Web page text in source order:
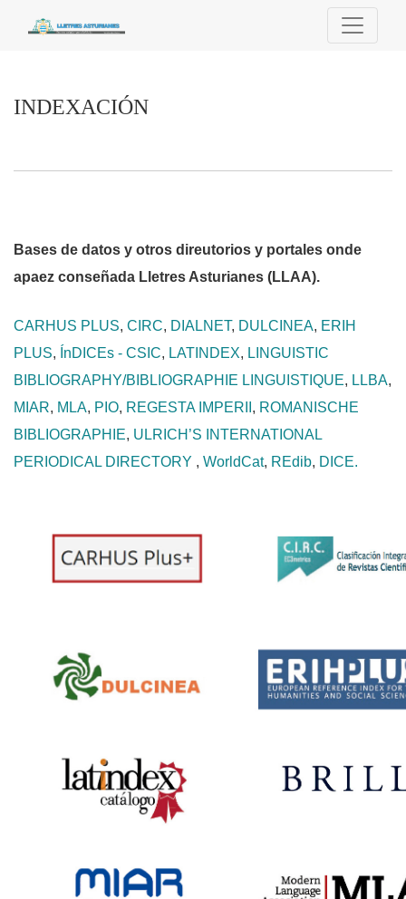
INDEXACIÓN
Bases de datos y otros direutorios y portales onde
apaez conseñada Lletres Asturianes (LLAA).
CARHUS PLUS, CIRC, DIALNET, DULCINEA, ERIH
PLUS, ÍnDICEs - CSIC, LATINDEX, LINGUISTIC
BIBLIOGRAPHY/BIBLIOGRAPHIE LINGUISTIQUE, LLBA,
MIAR, MLA, PIO, REGESTA IMPERII , ROMANISCHE
BIBLIOGRAPHIE, ULRICH’S INTERNATIONAL
PERIODICAL DIRECTORY , WorldCat, REdib, DICE.